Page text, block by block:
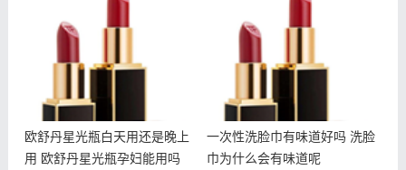
欧舒丹星光瓶白天用还是晚上
用 欧舒丹星光瓶孕妇能用吗
一次性洗脸巾有味道好吗 洗脸
巾为什么会有味道呢